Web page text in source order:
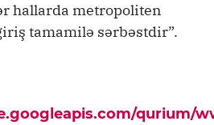
hallarda metropoliten
tamamilə sərbəstdir”.
qurium/